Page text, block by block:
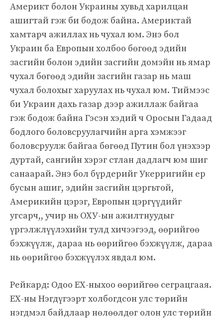
Америкт болон Украины хувьд харилцан
ашигтай гэж би бодож байна. Америктай
хамтарч ажиллах нь чухал юм. Энэ бол
Украин ба Европын холбоо бөгөөд эдийн
засгийн болон эдийн засгийн домэйн нь ямар
чухал бөгөөд эдийн засгийн газар нь маш
чухал болохыг харуулах нь чухал юм. Тиймээс
би Украин дахь газар дээр ажиллаж байгаа
гэж бодож байна Гэсэн хэдий ч Оросын Гадаад
бодлого боловсруулагчийн арга хэмжээг
боловсруулж байгаа бөгөөд Путин бол үнэхээр
дуртай, сангийн хэрэг стлан дадлагч юм шиг
санаарай. Энэ бол бүрдерийг Укерригийн ер
бусын ашиг, эдийн засгийн цэргьтой,
Америкийн цэрэг, Европын цэргүүдийг
угсарч,, учир нь ОХУ-ын ажилтнуудыг
үргэлжлүүлэхийн тулд хичээгээд, өөрийгөө
бэхжүүлж, дараа нь өөрийгөө бэхжүүлж, дараа
нь өөрийгөө бэхжүүлэх явдал юм.
Рейкард: Одоо ЕХ-ныхоо өөрийгөө сеграцгаая.
ЕХ-ны Нэгдүгээрт холбогдсон улс төрийн
нэгдмэл байдлаар нөлөөлдөг олон улс төрийн